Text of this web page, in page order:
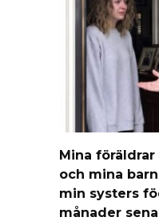
Mina
och mina
min systers
månader